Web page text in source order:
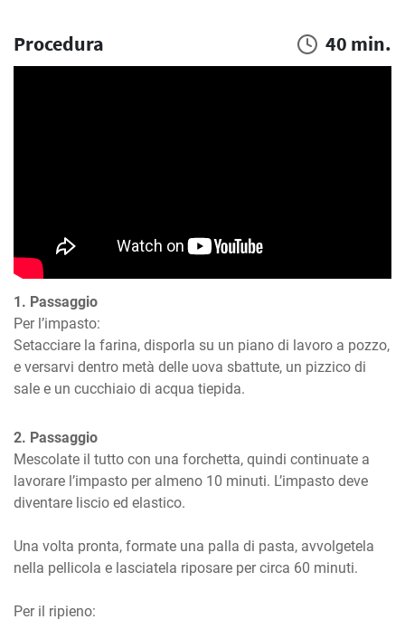
Procedura 40 min.
1. Passaggio
Per l’impasto:
Setacciare la farina, disporla su un piano di lavoro a pozzo,
e versarvi dentro metà delle uova sbattute, un pizzico di
sale e un cucchiaio di acqua tiepida.
2. Passaggio
Mescolate il tutto con una forchetta, quindi continuate a
lavorare l’impasto per almeno 10 minuti. L’impasto deve
diventare liscio ed elastico.
Una volta pronta, formate una palla di pasta, avvolgetela
nella pellicola e lasciatela riposare per circa 60 minuti.
Per il ripieno: